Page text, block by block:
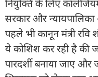
नियुक्ति के लिए
सरकार और
पहले भी कानून मंत्री रवि
ये कोशिश कर रही है की
पारदर्शी बनाया जाए